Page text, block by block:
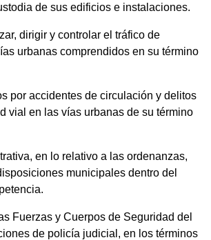
de sus edificios e instalaciones.
dirigir y controlar el tráfico de
urbanas comprendidos en su término
por accidentes de circulación y delitos
vial en las vías urbanas de su término
en lo relativo a las ordenanzas,
municipales dentro del
Fuerzas y Cuerpos de Seguridad del
de policía judicial, en los términos